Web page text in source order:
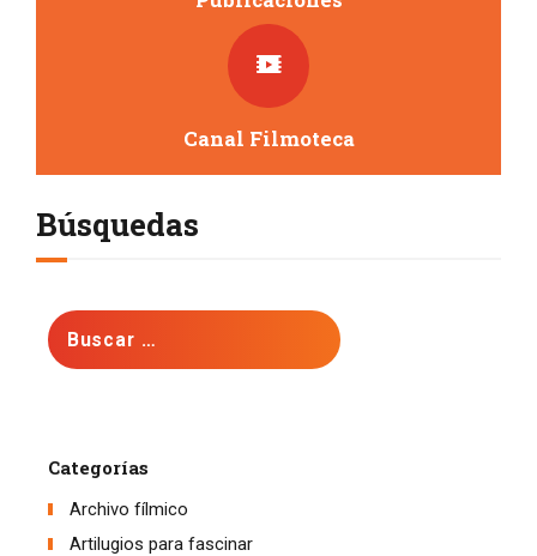
Canal Filmoteca
Búsquedas
Buscar:
Categorías
Archivo fílmico
Artilugios para fascinar